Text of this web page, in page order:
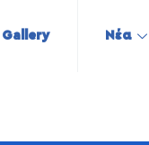
Gallery Νέα